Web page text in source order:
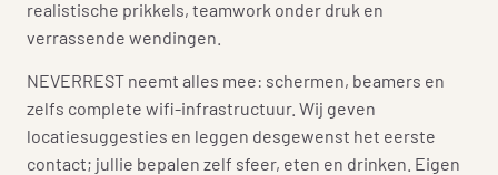
realistische prikkels, teamwork onder druk en
verrassende wendingen.
NEVERREST neemt alles mee: schermen, beamers en
zelfs complete wifi-infrastructuur. Wij geven
locatiesuggesties en leggen desgewenst het eerste
contact; jullie bepalen zelf sfeer, eten en drinken. Eigen